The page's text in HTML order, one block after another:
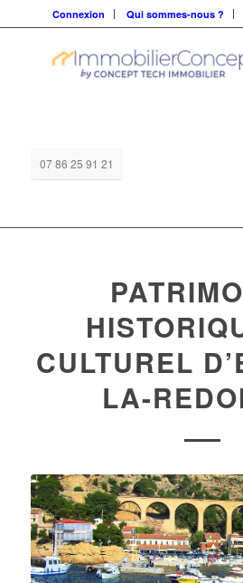
Connexion Qui sommes-nous ?
07 86 25 91 21
CULTUREL
LA-